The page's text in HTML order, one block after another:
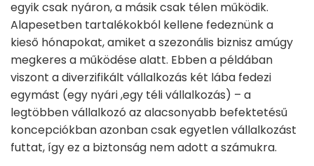
egyik csak nyáron, a másik csak télen működik.
Alapesetben tartalékokból kellene fedeznünk a
kieső hónapokat, amiket a szezonális biznisz amúgy
megkeres a működése alatt. Ebben a példában
viszont a diverzifikált vállalkozás két lába fedezi
egymást (egy nyári ,egy téli vállalkozás) – a
legtöbben vállalkozó az alacsonyabb befektetésű
koncepciókban azonban csak egyetlen vállalkozást
futtat, így ez a biztonság nem adott a számukra.